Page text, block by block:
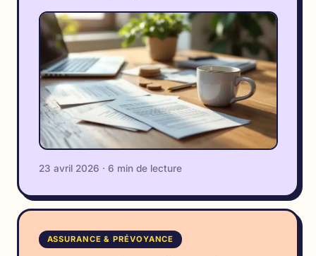
23 avril 2026 · 6 min de lecture
ASSURANCE & PRÉVOYANCE